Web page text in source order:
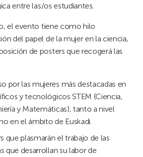
entre las/os estudiantes.
el evento tiene como hilo
del papel de la mujer en la ciencia,
de posters que recogerá las
por las mujeres más destacadas en
y tecnológicos STEM (Ciencia,
y Matemáticas), tanto a nivel
en el ámbito de Euskadi.
que plasmarán el trabajo de las
que desarrollan su labor de